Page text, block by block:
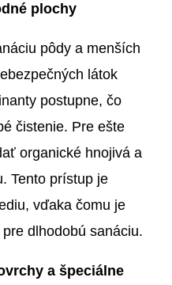
plochy
pôdy a menších
látok
postupne, čo
čistenie. Pre ešte
organické hnojivá a
Tento prístup je
vďaka čomu je
dlhodobú sanáciu.
a špeciálne